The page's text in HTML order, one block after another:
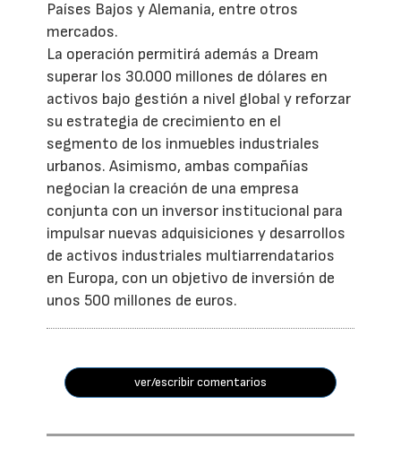
Países Bajos y Alemania, entre otros
mercados.
La operación permitirá además a Dream
superar los 30.000 millones de dólares en
activos bajo gestión a nivel global y reforzar
su estrategia de crecimiento en el
segmento de los inmuebles industriales
urbanos. Asimismo, ambas compañías
negocian la creación de una empresa
conjunta con un inversor institucional para
impulsar nuevas adquisiciones y desarrollos
de activos industriales multiarrendatarios
en Europa, con un objetivo de inversión de
unos 500 millones de euros.
ver/escribir comentarios